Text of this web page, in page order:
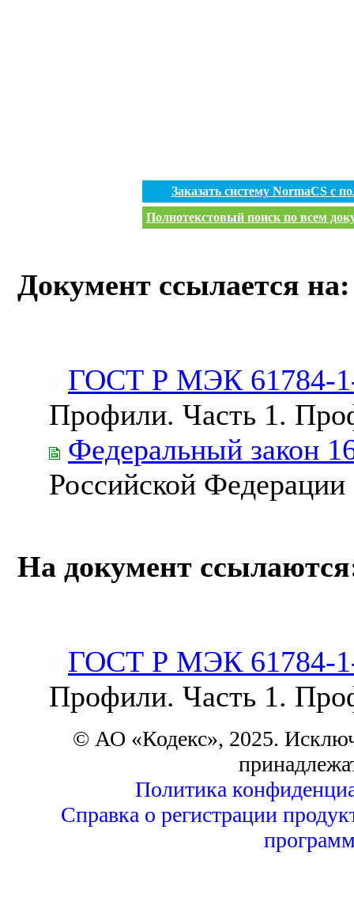
Заказать систему NormaCS с
Полнотекстовый поиск по всем
Документ ссылается на:
ГОСТ Р МЭК 61784-
Профили. Часть 1.
Федеральный закон
Российской Федерации
На документ
ГОСТ Р МЭК 61784-
Профили. Часть 1.
© АО «Кодекс», 2025.
Политика
Справка о регистрации